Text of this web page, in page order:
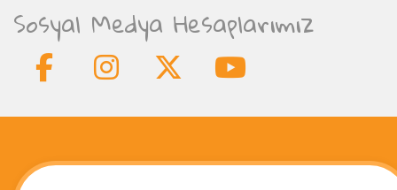
Sosyal Medya Hesaplarımız